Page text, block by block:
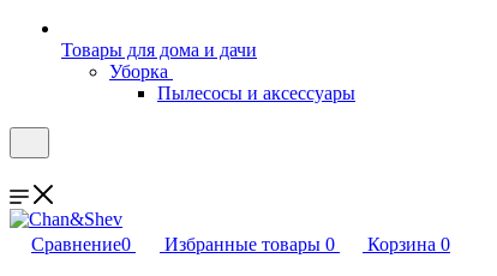
Товары для дома и дачи
Уборка
Пылесосы и аксессуары
Сравнение0 Избранные товары 0 Корзина 0